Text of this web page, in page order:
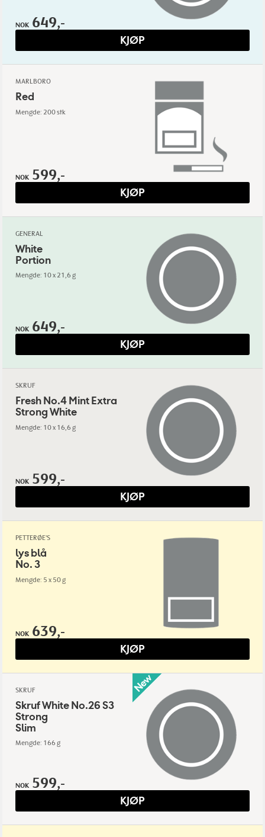
NOK 649,-
KJØP
MARLBORO
Red
Mengde: 200 stk
NOK 599,-
KJØP
GENERAL
White
Portion
Mengde: 10 x 21,6 g
NOK 649,-
KJØP
SKRUF
Fresh No.4 Mint Extra
Strong White
Mengde: 10 x 16,6 g
NOK 599,-
KJØP
PETTERØE'S
lys blå
No. 3
Mengde: 5 x 50 g
NOK 639,-
KJØP
SKRUF
Skruf White No.26 S3
Strong
Slim
Mengde: 166 g
NOK 599,-
KJØP